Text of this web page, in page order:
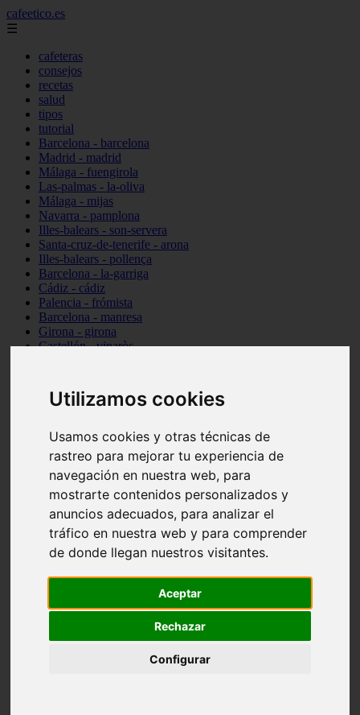
Utilizamos cookies
Usamos cookies y otras técnicas de
rastreo para mejorar tu experiencia de
navegación en nuestra web, para
mostrarte contenidos personalizados y
anuncios adecuados, para analizar el
tráfico en nuestra web y para comprender
de donde llegan nuestros visitantes.
Aceptar
Rechazar
Configurar
cafeetico.es
☰
cafeteras
consejos
recetas
salud
tipos
tutorial
Barcelona - barcelona
Madrid - madrid
Málaga - fuengirola
Las-palmas - la-oliva
Málaga - mijas
Navarra - pamplona
Illes-balears - son-servera
Santa-cruz-de-tenerife - arona
Illes-balears - pollença
Barcelona - la-garriga
Cádiz - cádiz
Palencia - frómista
Barcelona - manresa
Girona - girona
Castellón - vinaròs
Málaga - nerja
Girona - blanes
Málaga - marbella
Asturias - gijón
Girona - figueres
Alicante - santa-pola
Almería - roquetas-de-mar
Girona - tossa-de-mar
Barcelona - sant-cugat-del-vallès
Alicante - l39alfàs-del-pi
Barcelona - vilanova-i-la-geltrú
Castellón - peñíscola
Illes-balears - sant-josep-de-sa-talaia